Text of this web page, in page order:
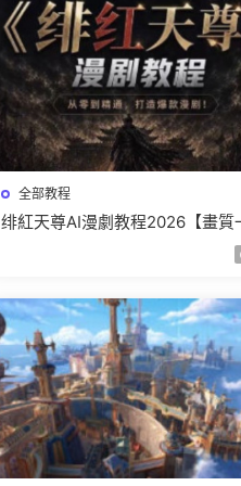
全部教程
绯紅天尊AI漫劇教程2026【畫質